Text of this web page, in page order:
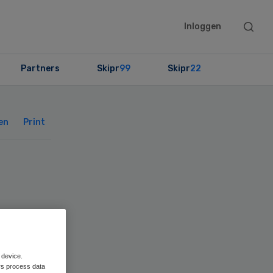
Inloggen
Search
Partners Skipr99 Skipr22
Print
process data